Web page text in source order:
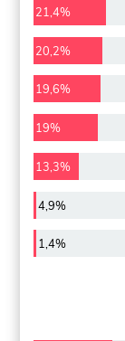
21,4%
20,2%
19,6%
19%
13,3%
4,9%
1,4%